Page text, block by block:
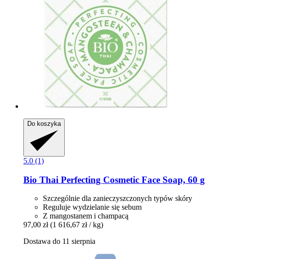
Do koszyka
5.0 (1)
Bio Thai Perfecting Cosmetic Face Soap, 60 g
Szczególnie dla zanieczyszczonych typów skóry
Reguluje wydzielanie się sebum
Z mangostanem i champacą
97,00 zł (1 616,67 zł / kg)
Dostawa do 11 sierpnia